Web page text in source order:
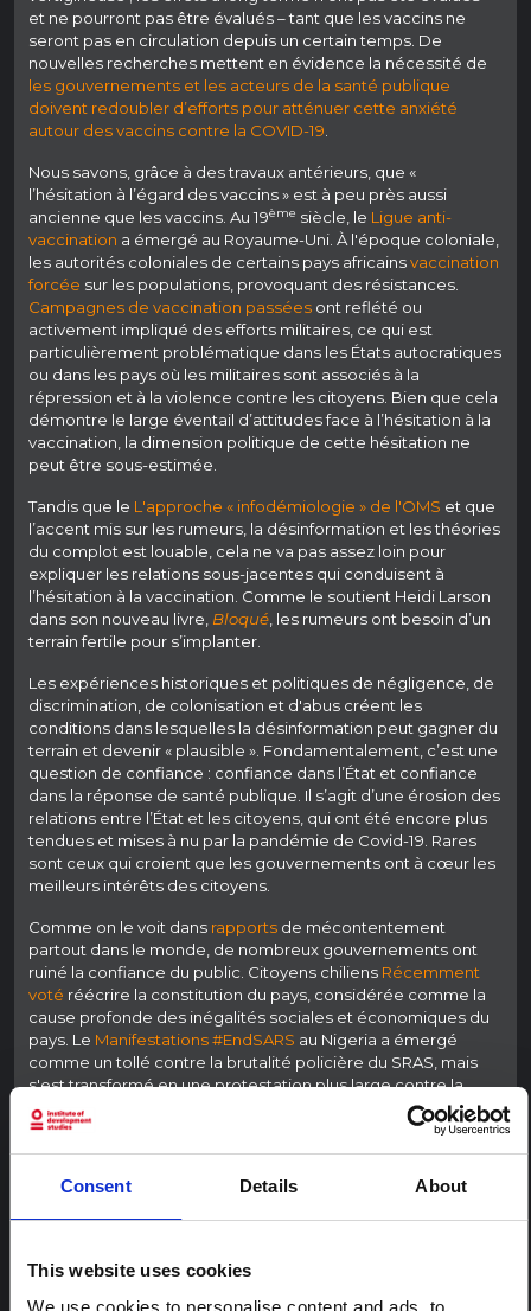
Consent Details About
This website uses cookies
We use cookies to personalise content and ads, to
et ne pourront pas être évalués – tant que les vaccins ne
seront pas en circulation depuis un certain temps. De
nouvelles recherches mettent en évidence la nécessité de
les gouvernements et les acteurs de la santé publique
doivent redoubler d’efforts pour atténuer cette anxiété
autour des vaccins contre la COVID-19.
Nous savons, grâce à des travaux antérieurs, que «
l’hésitation à l’égard des vaccins » est à peu près aussi
ancienne que les vaccins. Au 19ème siècle, le Ligue anti-
vaccination a émergé au Royaume-Uni. À l'époque coloniale,
les autorités coloniales de certains pays africainsvaccination
forcée sur les populations, provoquant des résistances.
Campagnes de vaccination passées ont reflété ou
activement impliqué des efforts militaires, ce qui est
particulièrement problématique dans les États autocratiques
ou dans les pays où les militaires sont associés à la
répression et à la violence contre les citoyens. Bien que cela
démontre le large éventail d’attitudes face à l’hésitation à la
vaccination, la dimension politique de cette hésitation ne
peut être sous-estimée.
Tandis que le L'approche « infodémiologie » de l'OMS et que
l’accent mis sur les rumeurs, la désinformation et les théories
du complot est louable, cela ne va pas assez loin pour
expliquer les relations sous-jacentes qui conduisent à
l’hésitation à la vaccination. Comme le soutient Heidi Larson
dans son nouveau livre, Bloqué, les rumeurs ont besoin d’un
terrain fertile pour s’implanter.
Les expériences historiques et politiques de négligence, de
discrimination, de colonisation et d'abus créent les
conditions dans lesquelles la désinformation peut gagner du
terrain et devenir « plausible ». Fondamentalement, c’est une
question de confiance : confiance dans l’État et confiance
dans la réponse de santé publique. Il s’agit d’une érosion des
relations entre l’État et les citoyens, qui ont été encore plus
tendues et mises à nu par la pandémie de Covid-19. Rares
sont ceux qui croient que les gouvernements ont à cœur les
meilleurs intérêts des citoyens.
Comme on le voit dans rapports de mécontentement
partout dans le monde, de nombreux gouvernements ont
ruiné la confiance du public. Citoyens chiliens Récemment
voté réécrire la constitution du pays, considérée comme la
cause profonde des inégalités sociales et économiques du
pays. Le Manifestations #EndSARS au Nigeria a émergé
comme un tollé contre la brutalité policière du SRAS, mais
s'est transformé en une protestation plus large contre la
mauvaise gouvernance.
En Inde, le gouvernement du Premier ministre Modi a utilisé
manifestants et faire avancer un programme nationaliste
hindou. Au Royaume-Uni, la crédibilité de la réponse du
rapports ont fait surface
de paiements à des entreprises
travaux liés au Covid-19. Et puis nous avons la situation aux